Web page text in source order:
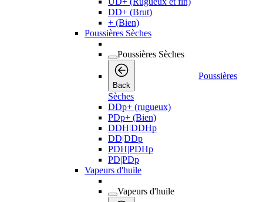
DD+ (Brut)
+ (Bien)
Poussières Sèches
Poussières Sèches
Back
Poussières
Sèches
DDp+ (rugueux)
PDp+ (Bien)
DDH|DDHp
DD|DDp
PDH|PDHp
PD|PDp
Vapeurs d'huile
Vapeurs d'huile